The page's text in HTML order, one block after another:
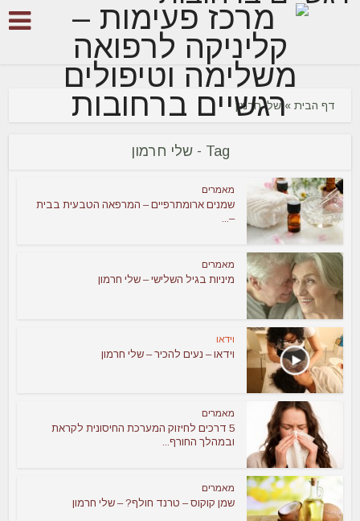
דף הבית »שלי חרמון
Tag - שלי חרמון
מאמרים
שמנים ארומתרפיים – המרפאה הטבעית בבית
–...
מאמרים
מיניות בגיל השלישי – שלי חרמון
וידאו
וידאו – נעים להכיר – שלי חרמון
מאמרים
5 דרכים לחיזוק המערכת החיסונית לקראת
ובמהלך החורף...
מאמרים
שמן קוקוס – טרנד חולף? – שלי חרמון